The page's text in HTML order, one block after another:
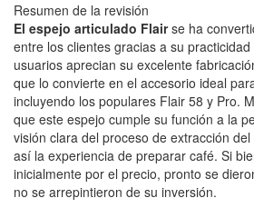
Resumen de la revisión
El espejo articulado Flairse ha
entre los clientes gracias a su
usuarios aprecian su excelente
que lo convierte en el accesorio ideal
incluyendo los populares Flair 58 y Pro.
que este espejo cumple su función a la
visión clara del proceso de extracción
así la experiencia de preparar café. Si
inicialmente por el precio, pronto se
no se arrepintieron de su inversión.